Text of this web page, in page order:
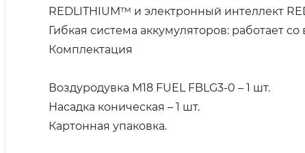
REDLITHIUM™ и электронный интеллект
Гибкая система аккумуляторов: работает
Комплектация
Воздуродувка M18 FUEL FBLG3-0 – 1 шт.
Насадка коническая – 1 шт.
Картонная упаковка.